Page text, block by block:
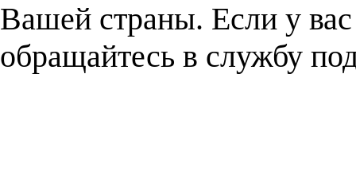
Вашей страны. Если у
обращайтесь в службу